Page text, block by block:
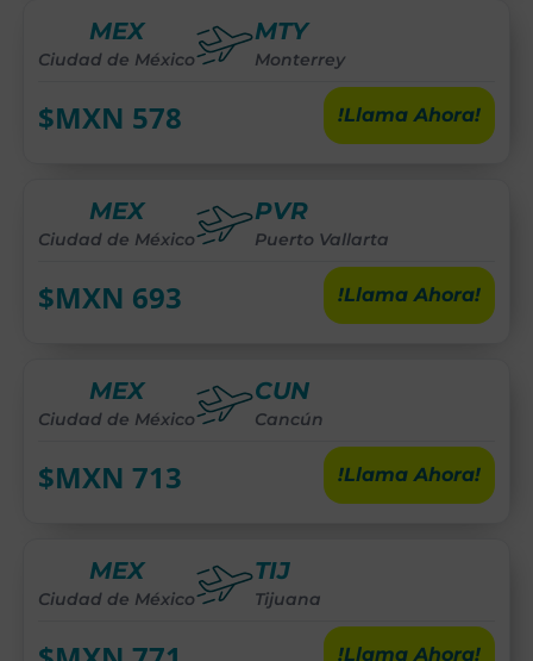
MEX
Ciudad de México
MTY
Monterrey
$MXN 578 !Llama Ahora!
MEX
Ciudad de México
PVR
Puerto Vallarta
$MXN 693 !Llama Ahora!
MEX
Ciudad de México
CUN
Cancún
$MXN 713 !Llama Ahora!
MEX
Ciudad de México
TIJ
Tijuana
!Llama Ahora!